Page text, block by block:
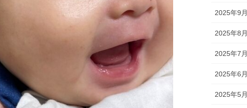
2025年9月
2025年8月
2025年7月
2025年6月
2025年5月